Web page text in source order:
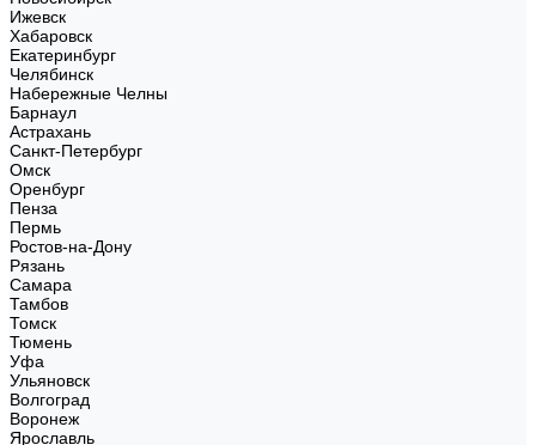
Ижевск
Хабаровск
Екатеринбург
Челябинск
Набережные Челны
Барнаул
Астрахань
Санкт-Петербург
Омск
Оренбург
Пенза
Пермь
Ростов-на-Дону
Рязань
Самара
Тамбов
Томск
Тюмень
Уфа
Ульяновск
Волгоград
Воронеж
Ярославль